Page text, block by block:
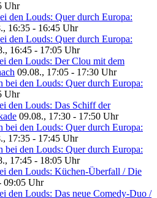
Uhr
den Louds: Quer durch Europa:
16:35 - 16:45 Uhr
den Louds: Quer durch Europa:
16:45 - 17:05 Uhr
den Louds: Der Clou mit dem
09.08., 17:05 - 17:30 Uhr
bei den Louds: Quer durch Europa:
Uhr
den Louds: Das Schiff der
09.08., 17:30 - 17:50 Uhr
bei den Louds: Quer durch Europa:
17:35 - 17:45 Uhr
bei den Louds: Quer durch Europa:
17:45 - 18:05 Uhr
den Louds: Küchen-Überfall / Die
09:05 Uhr
den Louds: Das neue Comedy-Duo /